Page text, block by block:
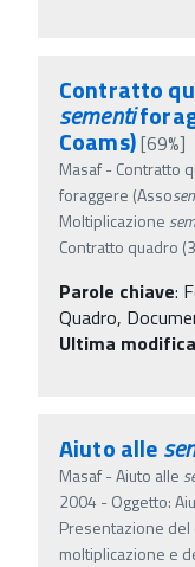
Contratto
sementi
Coams)[69%]
Masaf - Contratto
foraggere (Asso
Moltiplicazione
Contratto quadro
Parole chiave:
Quadro,
Ultima modifica
Aiuto alle
Masaf - Aiuto alle
2004 - Oggetto:
Presentazione
moltiplicazione e